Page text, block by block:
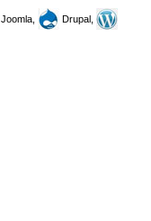
Joomla,
Drupal,